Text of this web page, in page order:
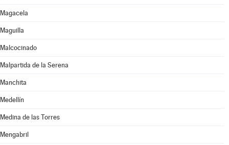
Magacela
Maguilla
Malcocinado
Malpartida de la Serena
Manchita
Medellín
Medina de las Torres
Mengabril